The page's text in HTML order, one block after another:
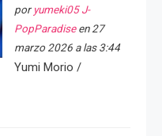
por yumeki05 J-
PopParadiseen 27
marzo 2026 a las 3:44
Yumi Morio /